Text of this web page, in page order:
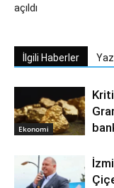
açıldı
İlgili Haberler
Ekonomi